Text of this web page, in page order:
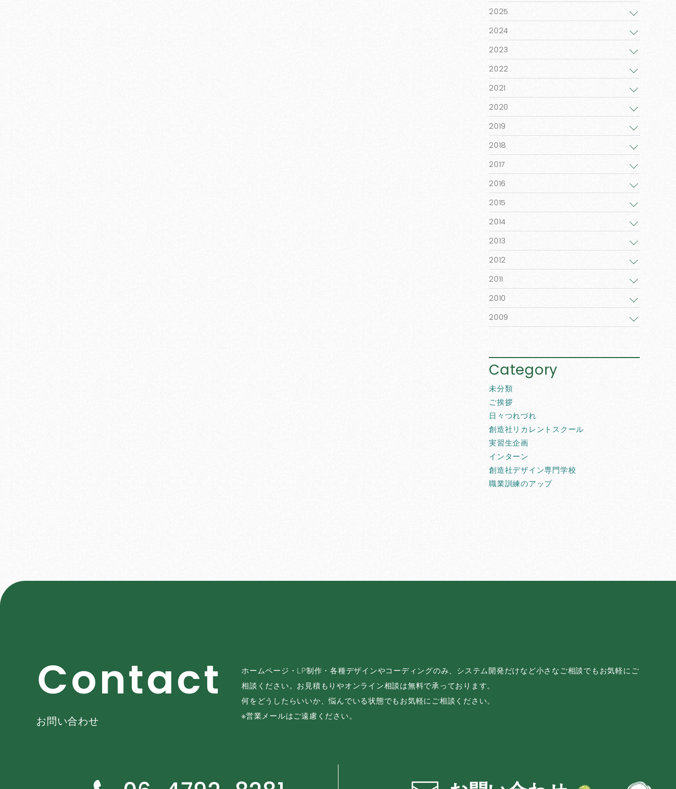
2025
2024
2023
2022
2021
2020
2019
2018
2017
2016
2015
2014
2013
2012
2011
2010
2009
Category
未分類
ご挨拶
日々つれづれ
創造社リカレントスクール
実習生企画
インターン
創造社デザイン専門学校
職業訓練のアップ
Contact
お問い合わせ
ホームページ・LP制作・各種デザインやコーディングのみ、システム開発だけなど小さなご相談でもお気軽にご
相談ください。お見積もりやオンライン相談は無料で承っております。
何をどうしたらいいか、悩んでいる状態でもお気軽にご相談ください。
※営業メールはご遠慮ください。